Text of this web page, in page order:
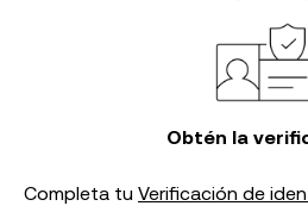
Obtén la
Completa tu Verificación de